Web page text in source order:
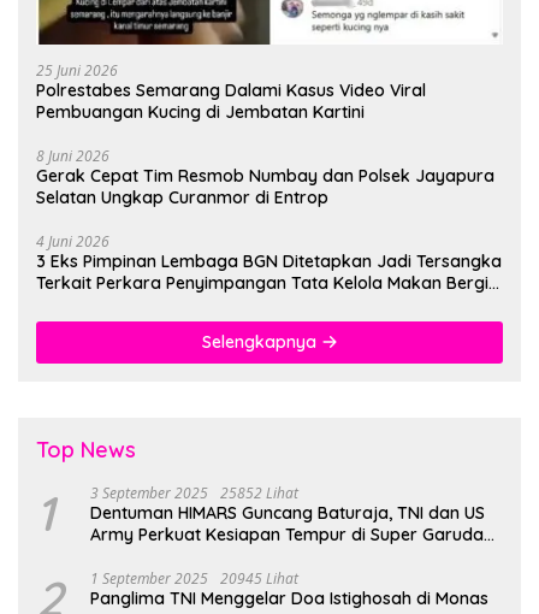
25 Juni 2026
Polrestabes Semarang Dalami Kasus Video Viral
Pembuangan Kucing di Jembatan Kartini
8 Juni 2026
Gerak Cepat Tim Resmob Numbay dan Polsek Jayapura
Selatan Ungkap Curanmor di Entrop
4 Juni 2026
3 Eks Pimpinan Lembaga BGN Ditetapkan Jadi Tersangka
Terkait Perkara Penyimpangan Tata Kelola Makan Bergizi
Selengkapnya
Top News
1 3 September 2025 25852 Lihat
Dentuman HIMARS Guncang Baturaja, TNI dan US
Army Perkuat Kesiapan Tempur di Super Garuda
2 1 September 2025 20945 Lihat
Panglima TNI Menggelar Doa Istighosah di Monas